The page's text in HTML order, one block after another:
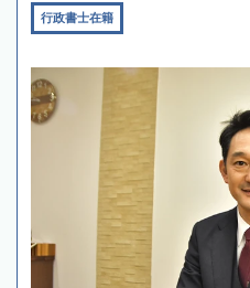
行政書士在籍